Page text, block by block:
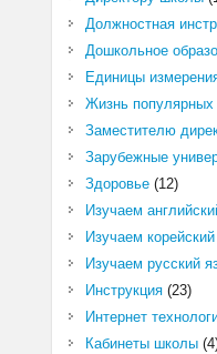
Должностная
Дошкольное
Единицы
Жизнь
Заместителю
Зарубежные
Здоровье(12)
Изучаем
Изучаем
Изучаем русский
Инструкция(23)
Интернет
Кабинеты школы